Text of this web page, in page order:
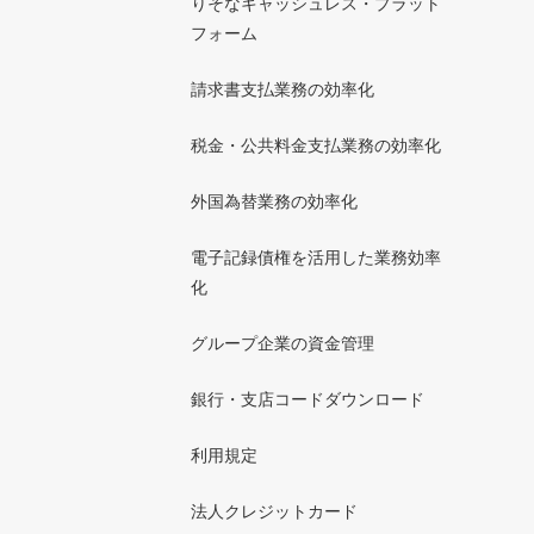
フォーム
請求書支払業務の効率化
税金・公共料金支払業務の効率化
外国為替業務の効率化
電子記録債権を活用した業務効率
化
グループ企業の資金管理
銀行・支店コードダウンロード
利用規定
法人クレジットカード